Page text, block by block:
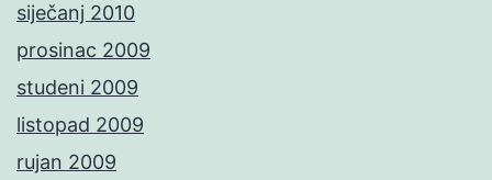
siječanj 2010
prosinac 2009
studeni 2009
listopad 2009
rujan 2009